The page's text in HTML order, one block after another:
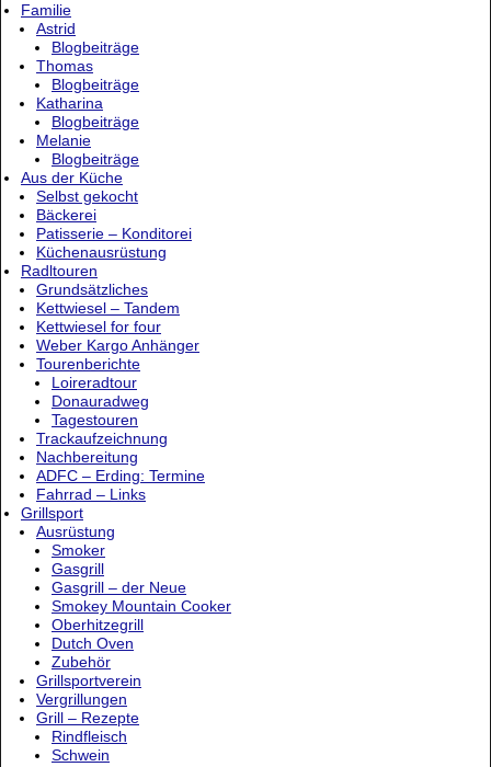
Familie
Astrid
Blogbeiträge
Thomas
Blogbeiträge
Katharina
Blogbeiträge
Melanie
Blogbeiträge
Aus der Küche
Selbst gekocht
Bäckerei
Patisserie – Konditorei
Küchenausrüstung
Radltouren
Grundsätzliches
Kettwiesel – Tandem
Kettwiesel for four
Weber Kargo Anhänger
Tourenberichte
Loireradtour
Donauradweg
Tagestouren
Trackaufzeichnung
Nachbereitung
ADFC – Erding: Termine
Fahrrad – Links
Grillsport
Ausrüstung
Smoker
Gasgrill
Gasgrill – der Neue
Smokey Mountain Cooker
Oberhitzegrill
Dutch Oven
Zubehör
Grillsportverein
Vergrillungen
Grill – Rezepte
Rindfleisch
Schwein